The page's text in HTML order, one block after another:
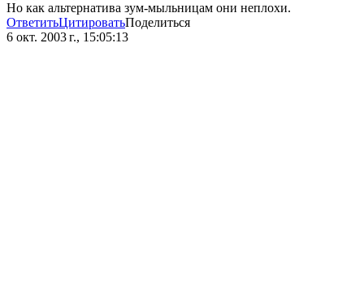
Но как альтернатива зум-мыльницам они неплохи.
ОтветитьЦитироватьПоделиться
6 окт. 2003 г., 15:05:13